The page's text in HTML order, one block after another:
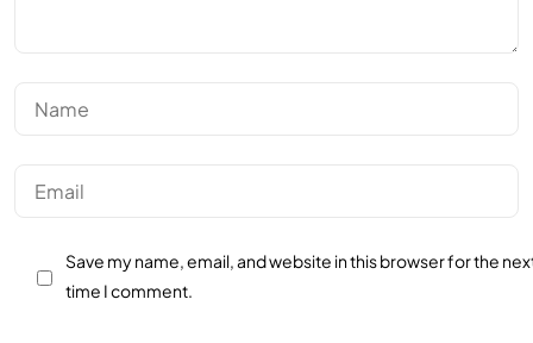
Save my name, email, and website in this browser for the
time I comment.